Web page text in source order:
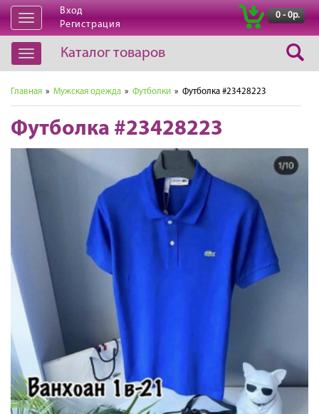
Открыть
навигацию
Вход
Регистрация
0 - 0р.
Открыть
навигацию
Каталог товаров
Главная » Мужская одежда » Футболки » Футболка #23428223
Футболка #23428223